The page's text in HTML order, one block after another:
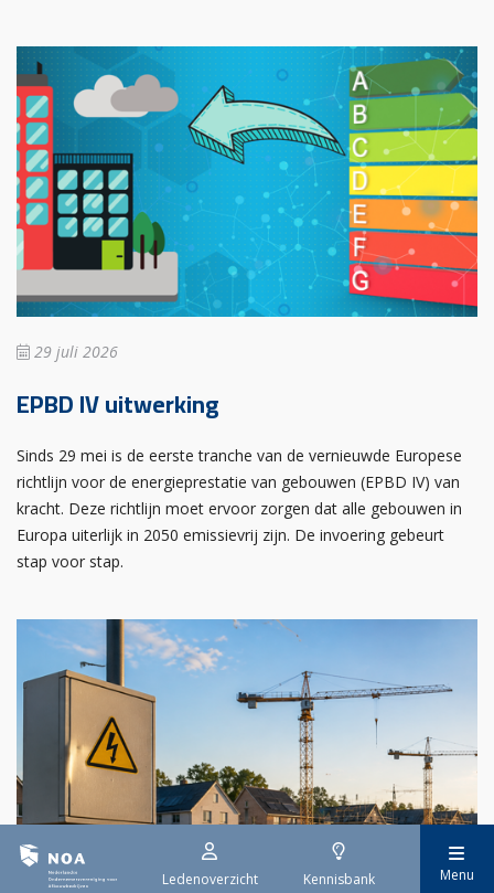
Ledenoverzicht Kennisbank Menu
29 juli 2026
EPBD IV uitwerking
Sinds 29 mei is de eerste tranche van de vernieuwde Europese
richtlijn voor de energieprestatie van gebouwen (EPBD IV) van
kracht. Deze richtlijn moet ervoor zorgen dat alle gebouwen in
Europa uiterlijk in 2050 emissievrij zijn. De invoering gebeurt
stap voor stap.